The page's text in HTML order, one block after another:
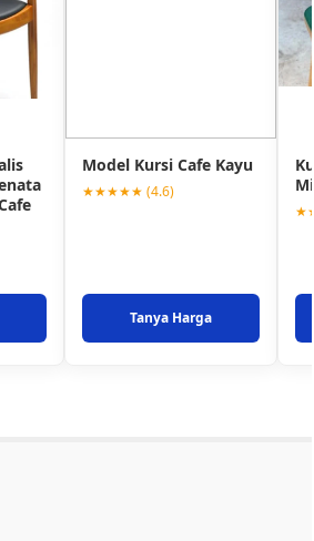
Model Kursi Cafe Kayu
★★★★★ (4.6)
Tanya Harga